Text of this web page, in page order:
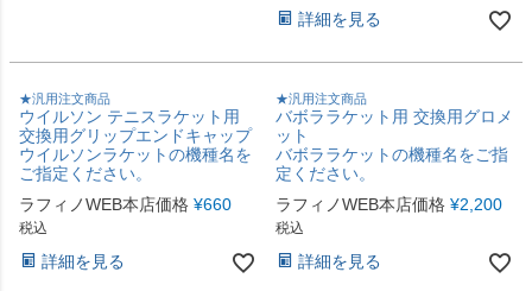
詳細を見る
★汎用注文商品
ウイルソン テニスラケット用
交換用グリップエンドキャップ
ウイルソンラケットの機種名を
ご指定ください。
ラフィノWEB本店価格 ¥660
税込
詳細を見る
★汎用注文商品
バボララケット用 交換用グロメ
ット
バボララケットの機種名をご指
定ください。
ラフィノWEB本店価格 ¥2,200
税込
詳細を見る